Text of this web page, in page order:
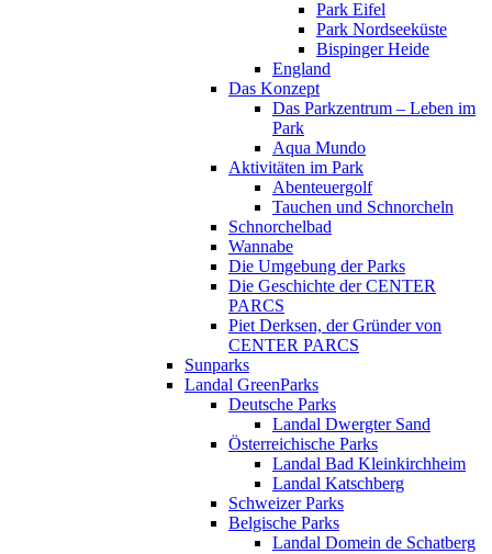
Park Eifel
Park Nordseeküste
Bispinger Heide
England
Das Konzept
Das Parkzentrum – Leben im
Park
Aqua Mundo
Aktivitäten im Park
Abenteuergolf
Tauchen und Schnorcheln
Schnorchelbad
Wannabe
Die Umgebung der Parks
Die Geschichte der CENTER
PARCS
Piet Derksen, der Gründer von
CENTER PARCS
Sunparks
Landal GreenParks
Deutsche Parks
Landal Dwergter Sand
Österreichische Parks
Landal Bad Kleinkirchheim
Landal Katschberg
Schweizer Parks
Belgische Parks
Landal Domein de Schatberg